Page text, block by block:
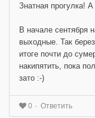
Знатная прогулка!
В начале сентября
выходные. Так
итоге почти до
накипятить, пока
зато :-)
0 Ответить